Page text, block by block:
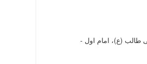
طالب (ع)، امام اول -